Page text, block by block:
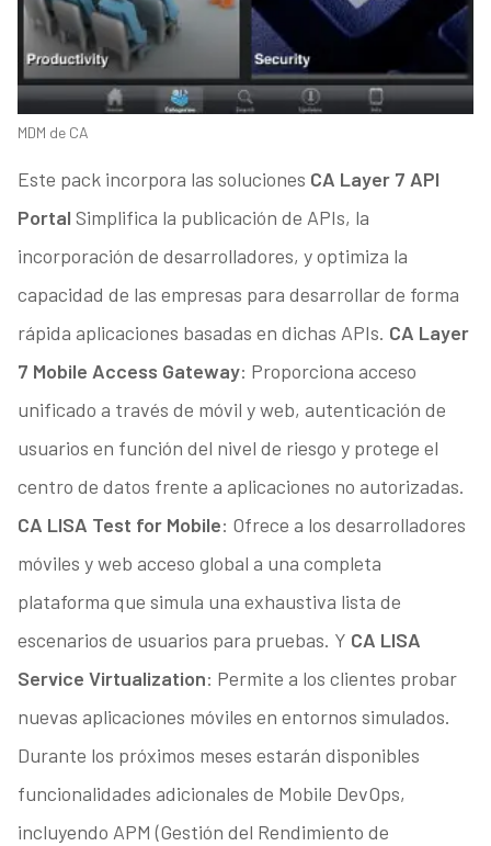
MDM de CA
Este pack incorpora las soluciones CA Layer 7 API
Portal Simplifica la publicación de APIs, la
incorporación de desarrolladores, y optimiza la
capacidad de las empresas para desarrollar de forma
rápida aplicaciones basadas en dichas APIs. CA Layer
7 Mobile Access Gateway: Proporciona acceso
unificado a través de móvil y web, autenticación de
usuarios en función del nivel de riesgo y protege el
centro de datos frente a aplicaciones no autorizadas.
CA LISA Test for Mobile: Ofrece a los desarrolladores
móviles y web acceso global a una completa
plataforma que simula una exhaustiva lista de
escenarios de usuarios para pruebas. Y CA LISA
Service Virtualization: Permite a los clientes probar
nuevas aplicaciones móviles en entornos simulados.
Durante los próximos meses estarán disponibles
funcionalidades adicionales de Mobile DevOps,
incluyendo APM (Gestión del Rendimiento de